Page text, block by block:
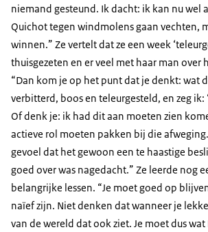
niemand gesteund. Ik dacht: ik kan nu wel
Quichot tegen windmolens gaan vechten,
winnen.” Ze vertelt dat ze een week
thuisgezeten en er veel met haar man over
“Dan kom je op het punt dat je denkt: wat
verbitterd, boos en teleurgesteld, en zeg ik:
Of denk je: ik had dit aan moeten zien
actieve rol moeten pakken bij die
gevoel dat het gewoon een te haastige
goed over was nagedacht.” Ze leerde nog
belangrijke lessen. “Je moet goed op
naïef zijn. Niet denken dat wanneer je
van de wereld dat ook ziet. Je moet dus wat